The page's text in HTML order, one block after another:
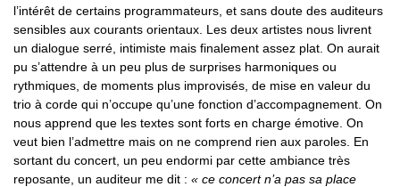
l’intérêt de certains programmateurs, et sans doute des auditeurs
sensibles aux courants orientaux. Les deux artistes nous livrent
un dialogue serré, intimiste mais finalement assez plat. On aurait
pu s’attendre à un peu plus de surprises harmoniques ou
rythmiques, de moments plus improvisés, de mise en valeur du
trio à corde qui n’occupe qu’une fonction d’accompagnement. On
nous apprend que les textes sont forts en charge émotive. On
veut bien l’admettre mais on ne comprend rien aux paroles. En
sortant du concert, un peu endormi par cette ambiance très
reposante, un auditeur me dit : « ce concert n’a pas sa place